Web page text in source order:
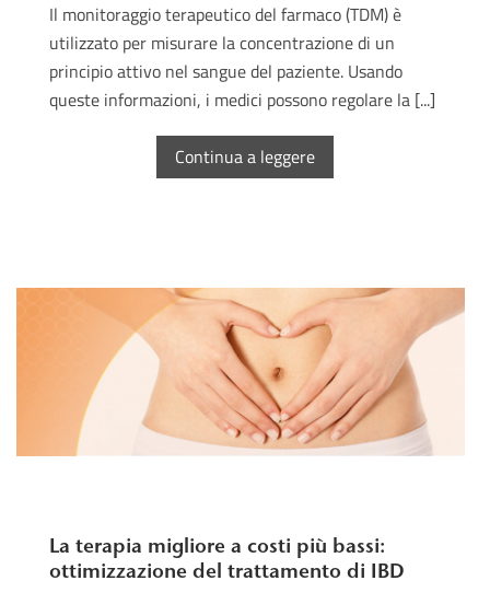
Il monitoraggio terapeutico del farmaco (TDM) è
utilizzato per misurare la concentrazione di un
principio attivo nel sangue del paziente. Usando
queste informazioni, i medici possono regolare la [...]
Continua a leggere
La terapia migliore a costi più bassi:
ottimizzazione del trattamento di IBD